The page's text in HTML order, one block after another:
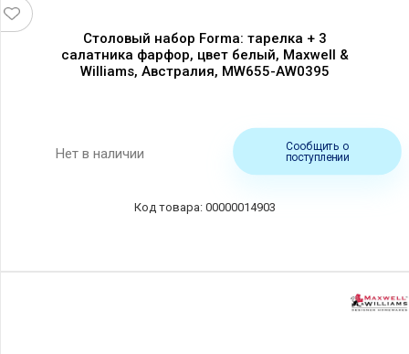
Столовый набор Forma: тарелка + 3
салатника фарфор, цвет белый, Maxwell &
Williams, Австралия, MW655-AW0395
Нет в наличии
Сообщить о
поступлении
00000014903